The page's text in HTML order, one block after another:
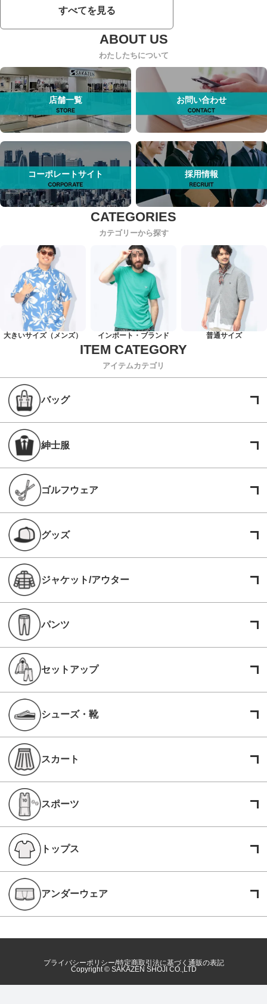
すべてを見る
わたしたちについて
店舗一覧 お問い合わせ
コーポレートサイト 採用情報
カテゴリーから探す
大きいサイズ（メンズ） インポート・ブランド 普通サイズ
アイテムカテゴリ
バッグ
紳士服
ゴルフウェア
グッズ
ジャケット/アウター
パンツ
セットアップ
シューズ・靴
スカート
スポーツ
トップス
アンダーウェア
プライバシーポリシー 特定商取引法に基づく通販の表記
Copyright © SAKAZEN SHOJI CO.,LTD